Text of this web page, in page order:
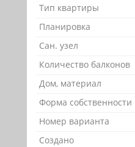
Тип квартиры
Планировка
Сан. узел
Количество балконов
Дом, материал
Форма собственности
Номер варианта
Создано